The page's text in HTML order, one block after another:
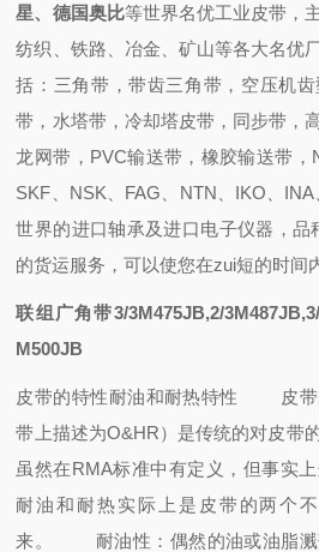
星、德国奥比等世界名优工业皮带，
纺织、铁路、冶金、矿山等各大名优
括： 三角带，带齿三角带，空压机
带，水塔带，冷却塔皮带，同步带，
龙网带，PVC输送带，橡胶输送带 ，
SKF、NSK、FAG、NTN、IKO、
世界的进口轴承及进口电子仪器，品
的货运服务，可以使您在zui短的时间
联组广角带3/3M475JB,2/
M500JB
皮带的特性耐油和耐热特性
皮带的
带上描述为O&HR）是传统的对皮带
虽然在RMA标准中有定义，但事实
耐油和耐热实际上是皮带的两个
来。
耐油性：偶然的油或油脂溅